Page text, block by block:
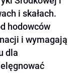
i skałach.
hodowców
i wymagają
dla